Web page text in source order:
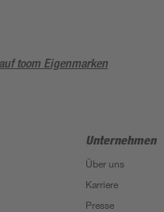
toom Eigenmarken
Unternehmen
Über uns
Karriere
Presse